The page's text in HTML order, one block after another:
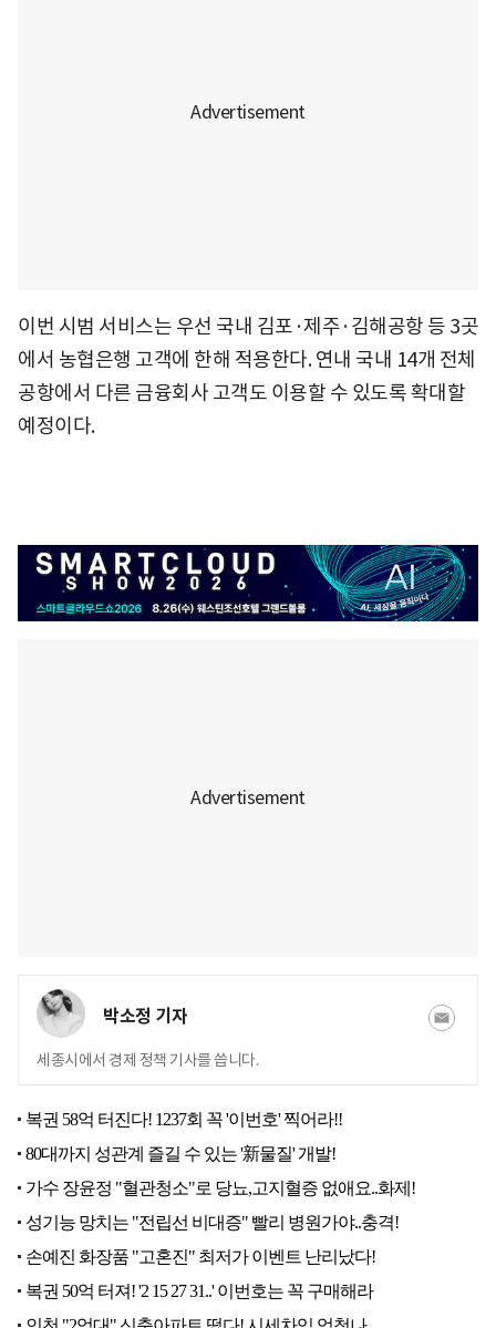
이번 시범 서비스는 우선 국내 김포·제주·김해공항 등 3곳
에서 농협은행 고객에 한해 적용한다. 연내 국내 14개 전체
공항에서 다른 금융회사 고객도 이용할 수 있도록 확대할
예정이다.
박소정 기자
세종시에서 경제 정책 기사를 씁니다.